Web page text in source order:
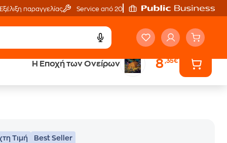
Εξέλιξη παραγγελίας Service από 20'
Η Εποχή των Ονείρων 8,35€
Έλα στον κόσμο
Τιμή Best Seller